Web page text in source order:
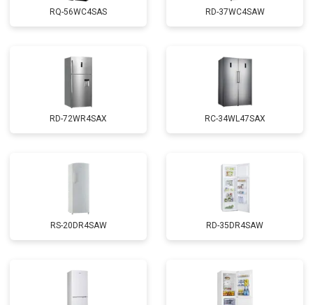
RQ-56WC4SAS RD-37WC4SAW
RD-72WR4SAX RС-34WL47SAX
RS-20DR4SAW RD-35DR4SAW